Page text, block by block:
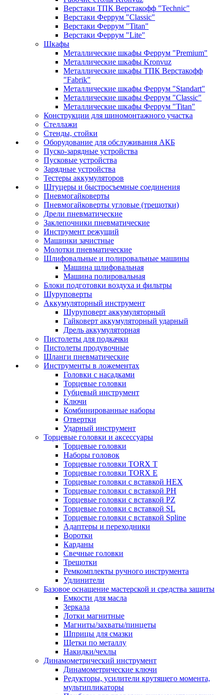
Верстаки ТПК Верстакофф "Technic"
Верстаки Феррум "Classic"
Верстаки Феррум "Titan"
Верстаки Феррум "Lite"
Шкафы
Металлические шкафы Феррум "Premium"
Металлические шкафы Kronvuz
Металлические шкафы ТПК Верстакофф
"Fabrik"
Металлические шкафы Феррум "Standart"
Металлические шкафы Феррум "Classic"
Металлические шкафы Феррум "Titan"
Конструкции для шиномонтажного участка
Стеллажи
Стенды, стойки
Оборудование для обслуживания АКБ
Пуско-зарядные устройства
Пусковые устройства
Зарядные устройства
Тестеры аккумуляторов
Штуцеры и быстросъемные соединения
Пневмогайковерты
Пневмогайковерты угловые (трещотки)
Дрели пневматические
Заклепочники пневматические
Инструмент режущий
Машинки зачистные
Молотки пневматические
Шлифовальные и полировальные машины
Машина шлифовальная
Машина полировальная
Блоки подготовки воздуха и фильтры
Шуруповерты
Аккумуляторный инструмент
Шуруповерт аккумуляторный
Гайковерт аккумуляторный ударный
Дрель аккумуляторная
Пистолеты для подкачки
Пистолеты продувочные
Шланги пневматические
Инструменты в ложементах
Головки с насадками
Торцевые головки
Губцевый инструмент
Ключи
Комбинированные наборы
Отвертки
Ударный инструмент
Торцевые головки и аксессуары
Торцевые головки
Наборы головок
Торцевые головки TORX T
Торцевые головки TORX Е
Торцевые головки с вставкой HEX
Торцевые головки с вставкой PH
Торцевые головки с вставкой PZ
Торцевые головки с вставкой SL
Торцевые головки с вставкой Spline
Адаптеры и переходники
Воротки
Карданы
Свечные головки
Трещотки
Ремкомплекты ручного инструмента
Удлинители
Базовое оснащение мастерской и средства защиты
Емкости для масла
Зеркала
Лотки магнитные
Магниты/захваты/пинцеты
Шприцы для смазки
Щетки по металлу
Накидки/чехлы
Динамометрический инструмент
Динамометрические ключи
Редукторы, усилители крутящего момента,
мультипликаторы